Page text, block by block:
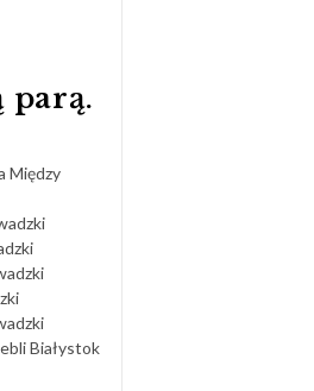
parą.
Między
Białystok